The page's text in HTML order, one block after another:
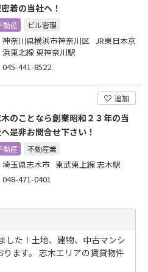
着の当社へ！
動産 ビル管理
神奈川県横浜市神奈川区 JR東日本京
浜東北線 東神奈川駅
045-441-8522
追加
のことなら創業昭和２３年の当
是非お問合せ下さい！
動産 不動産業
埼玉県志木市 東武東上線 志木駅
048-471-0401
した！土地、建物、中古マンシ
ます。 志木エリアの賃貸物件